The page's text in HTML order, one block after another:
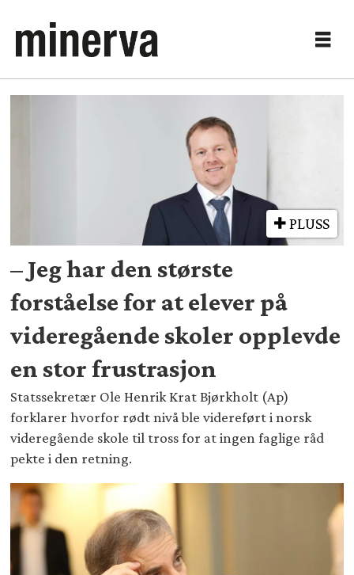
Tag:
PLUSS
– Jeg har den største
forståelse for at elever på
videregående skoler opplevde
en stor frustrasjon
Statssekretær Ole Henrik Krat Bjørkholt (Ap)
forklarer hvorfor rødt nivå ble videreført i norsk
videregående skole til tross for at ingen faglige råd
pekte i den retning.